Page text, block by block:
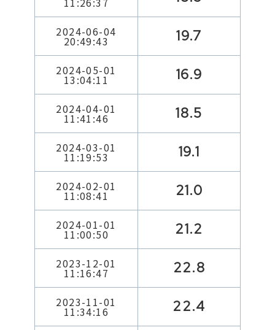
2024-06-04
20:49:43 19.7
2024-05-01
13:04:11 16.9
2024-04-01
11:41:46 18.5
2024-03-01
11:19:53 19.1
2024-02-01
11:08:41 21.0
2024-01-01
11:00:50 21.2
2023-12-01
11:16:47 22.8
2023-11-01
11:34:16 22.4